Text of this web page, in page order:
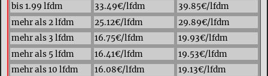
bis 1.99 lfdm
33.49€/lfdm
39.85€/lfdm
mehr als 2 lfdm
25.12€/lfdm
29.89€/lfdm
mehr als 3 lfdm
16.75€/lfdm
19.93€/lfdm
mehr als 5 lfdm
16.41€/lfdm
19.53€/lfdm
mehr als 10 lfdm
16.08€/lfdm
19.13€/lfdm